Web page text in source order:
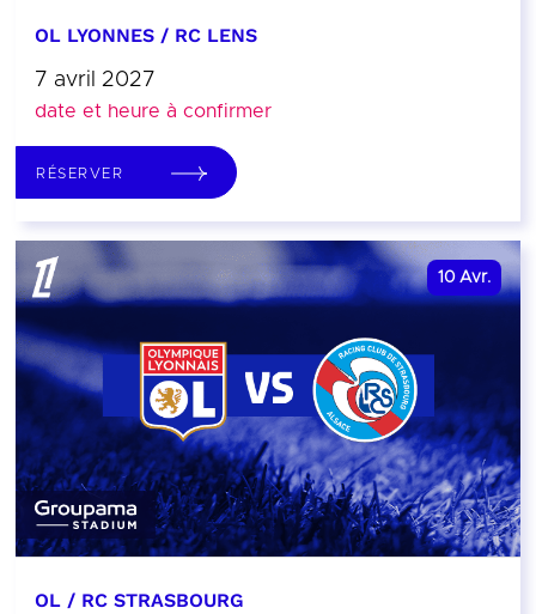
OL LYONNES / RC LENS
7 avril 2027
date et heure à confirmer
RÉSERVER
10 Avr.
OL / RC STRASBOURG